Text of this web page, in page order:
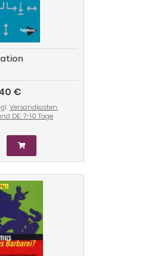
€
Versandkosten
DE: 7-10 Tage